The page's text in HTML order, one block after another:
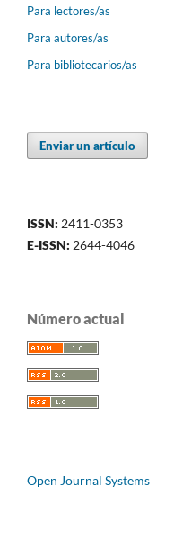
Para lectores/as
Para autores/as
Para bibliotecarios/as
Enviar un artículo
ISSN: 2411-0353
E-ISSN: 2644-4046
Número actual
Open Journal Systems